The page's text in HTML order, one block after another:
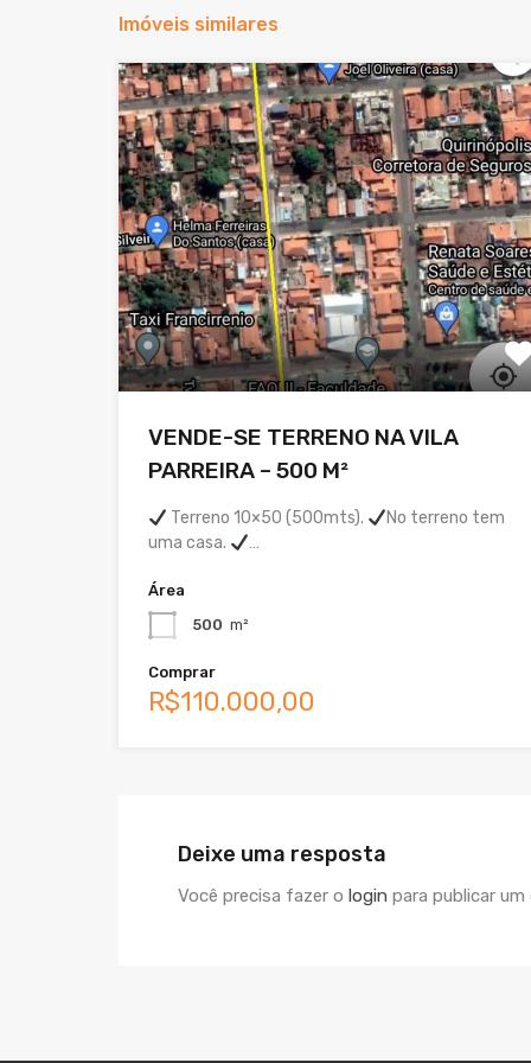
Imóveis similares
VENDE-SE TERRENO NA VILA
PARREIRA – 500 M²
Terreno 10×50 (500mts).
No terreno tem
uma casa.
…
Área
500 m²
Comprar
R$110.000,00
Deixe uma resposta
Você precisa fazer o login para publicar